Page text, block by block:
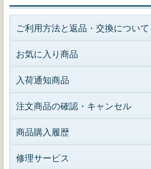
ご利用方法と返品・交換について
お気に入り商品
入荷通知商品
注文商品の確認・キャンセル
商品購入履歴
修理サービス